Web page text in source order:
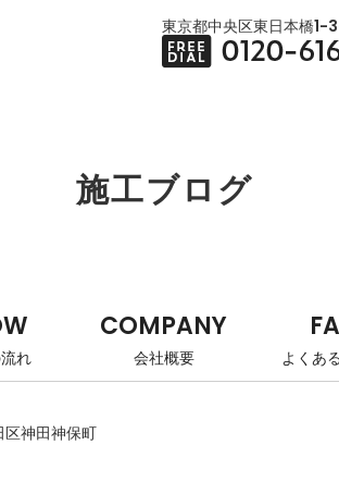
東京都中央区東日本橋
施工ブログ
れ
COMPANY
会社概要 よくあ
神田神保町